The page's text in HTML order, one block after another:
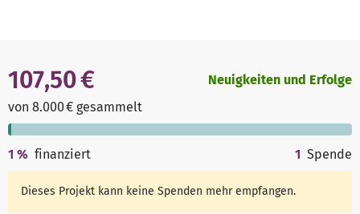
107,50 €
von 8.000 € gesammelt
Neuigkeiten und Erfolge
1 % finanziert 1 Spende
Dieses Projekt kann keine Spenden mehr empfangen.